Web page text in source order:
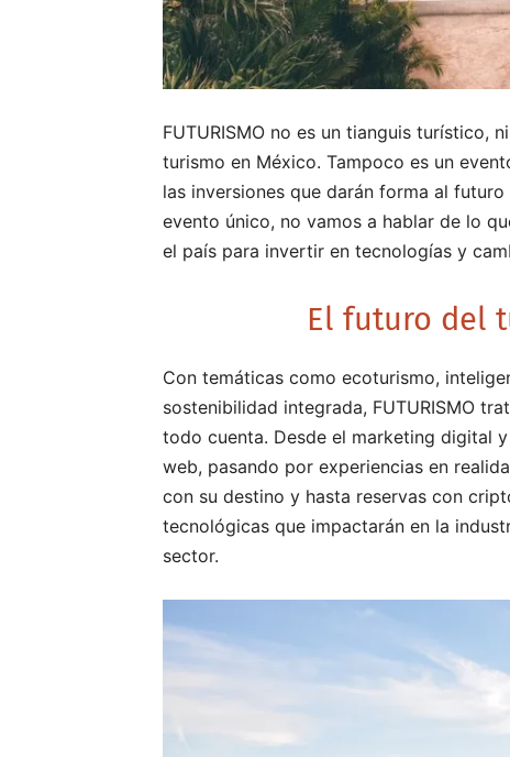
FUTURISMO no es un tianguis turístico,
turismo en México. Tampoco es un
las inversiones que darán forma al
evento único, no vamos a hablar de lo
el país para invertir en tecnologías y
El futuro del
Con temáticas como ecoturismo,
sostenibilidad integrada, FUTURISMO
todo cuenta. Desde el marketing digital
web, pasando por experiencias en
con su destino y hasta reservas con
tecnológicas que impactarán en la
sector.